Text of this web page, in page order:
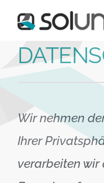
Inhalt
springen
Über soluniq
Jobs
Wir nehmen
Ihrer
verarbeiten wir